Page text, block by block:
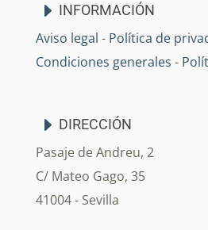
INFORMACIÓN
Aviso legal - Política de
Condiciones generales -
DIRECCIÓN
Pasaje de Andreu, 2
C/ Mateo Gago, 35
41004 - Sevilla